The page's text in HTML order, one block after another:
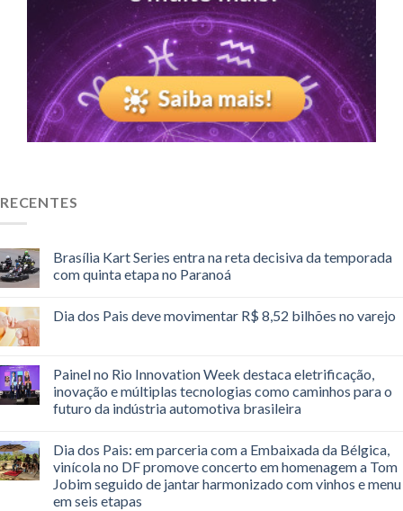
RECENTES
Brasília Kart Series entra na reta decisiva da temporada
com quinta etapa no Paranoá
Dia dos Pais deve movimentar R$ 8,52 bilhões no varejo
Painel no Rio Innovation Week destaca eletrificação,
inovação e múltiplas tecnologias como caminhos para o
futuro da indústria automotiva brasileira
Dia dos Pais: em parceria com a Embaixada da Bélgica,
vinícola no DF promove concerto em homenagem a Tom
Jobim seguido de jantar harmonizado com vinhos e menu
em seis etapas